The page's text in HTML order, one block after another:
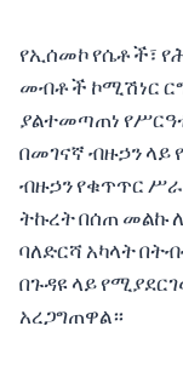
የኢሰመኮ የሴቶች፣
መብቶች ኮሚሽነር
ያልተመጣጠነ
በመገናኛ ብዙኃን ላይ
ብዙኃን የቁጥጥር
ትኩረት በሰጠ መልኩ
ባለድርሻ አካላት
በጉዳዩ ላይ
አረጋግጠዋል።